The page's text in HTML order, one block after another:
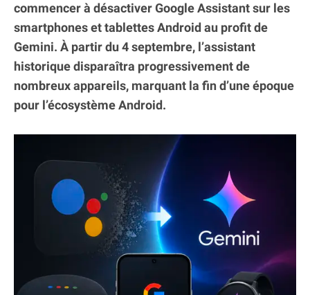
commencer à désactiver Google Assistant sur les
smartphones et tablettes Android au profit de
Gemini. À partir du 4 septembre, l’assistant
historique disparaîtra progressivement de
nombreux appareils, marquant la fin d’une époque
pour l’écosystème Android.